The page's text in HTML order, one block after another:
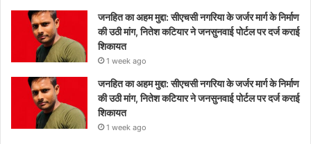
जनहित का अहम मुद्दा: सीएचसी नगरिया के जर्जर मार्ग के निर्माण
की उठी मांग, नितेश कटियार ने जनसुनवाई पोर्टल पर दर्ज कराई
शिकायत
1 week ago
जनहित का अहम मुद्दा: सीएचसी नगरिया के जर्जर मार्ग के निर्माण
की उठी मांग, नितेश कटियार ने जनसुनवाई पोर्टल पर दर्ज कराई
शिकायत
1 week ago